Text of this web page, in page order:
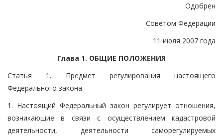
Одобрен
Советом Федерации
11 июля 2007 года
Глава 1. ОБЩИЕ ПОЛОЖЕНИЯ
Статья 1. Предмет регулирования настоящего
Федерального закона
1. Настоящий Федеральный закон регулирует отношения,
возникающие в связи с осуществлением кадастровой
деятельности, деятельности саморегулируемых